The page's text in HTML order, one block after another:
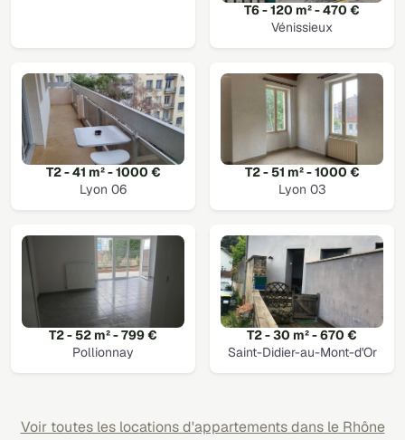
T6 - 120 m² - 470 €
Vénissieux
T2 - 41 m² - 1000 €
Lyon 06
T2 - 51 m² - 1000 €
Lyon 03
T2 - 52 m² - 799 €
Pollionnay
T2 - 30 m² - 670 €
Saint-Didier-au-Mont-d'Or
Voir toutes les locations d'appartements dans le Rhône